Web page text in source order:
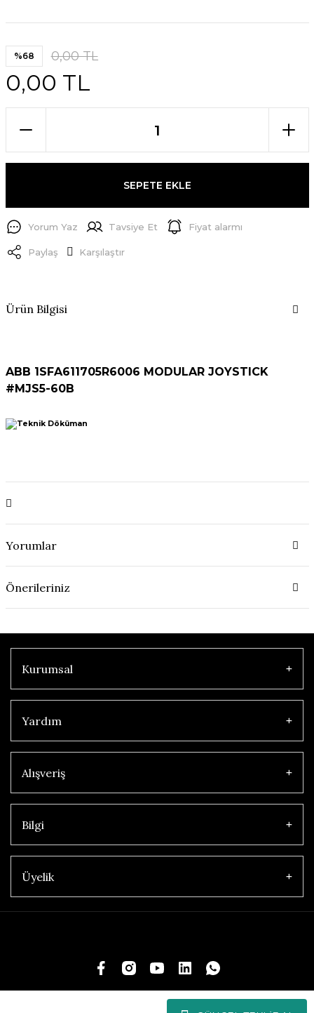
%68 0,00 TL
0,00 TL
SEPETE EKLE
Yorum Yaz Tavsiye Et Fiyat alarmı
Paylaş Karşılaştır
Ürün Bilgisi
ABB 1SFA611705R6006 MODULAR JOYSTICK
#MJS5-60B
Yorumlar
Önerileriniz
Kurumsal
Yardım
Alışveriş
Bilgi
Üyelik